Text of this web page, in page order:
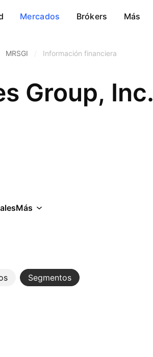
Mercados Brókers Más
MRSGI Información financiera
Group, Inc.
Más
Segmentos